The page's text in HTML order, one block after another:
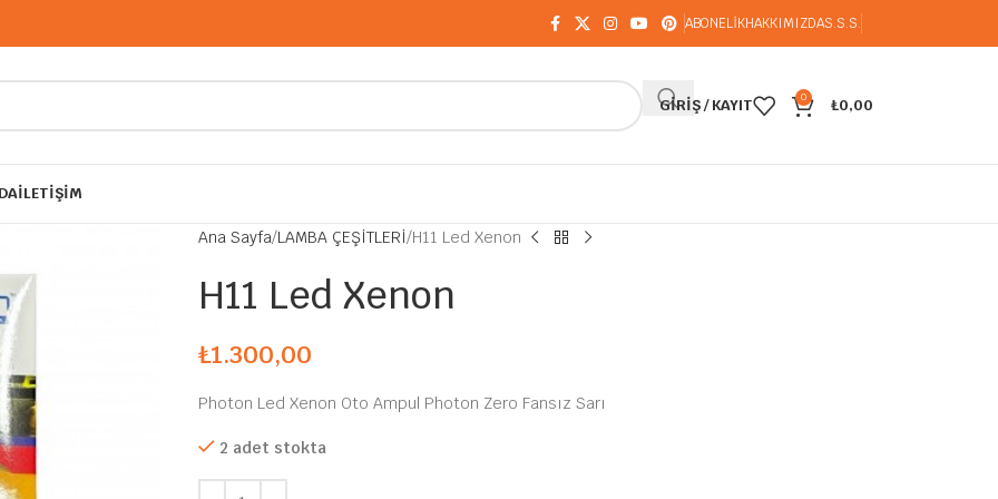
ABONELİKHAKKIMIZDAS.S.S.
GIRIŞ / KAYIT 0 ₺0,00
İLETIŞIM
Ana Sayfa LAMBA ÇEŞİTLERİ H11 Led Xenon
H11 Led Xenon
₺1.300,00
Photon Led Xenon Oto Ampul Photon Zero Fansız Sarı
2 adet stokta